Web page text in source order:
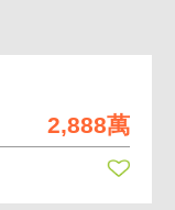
2,888萬